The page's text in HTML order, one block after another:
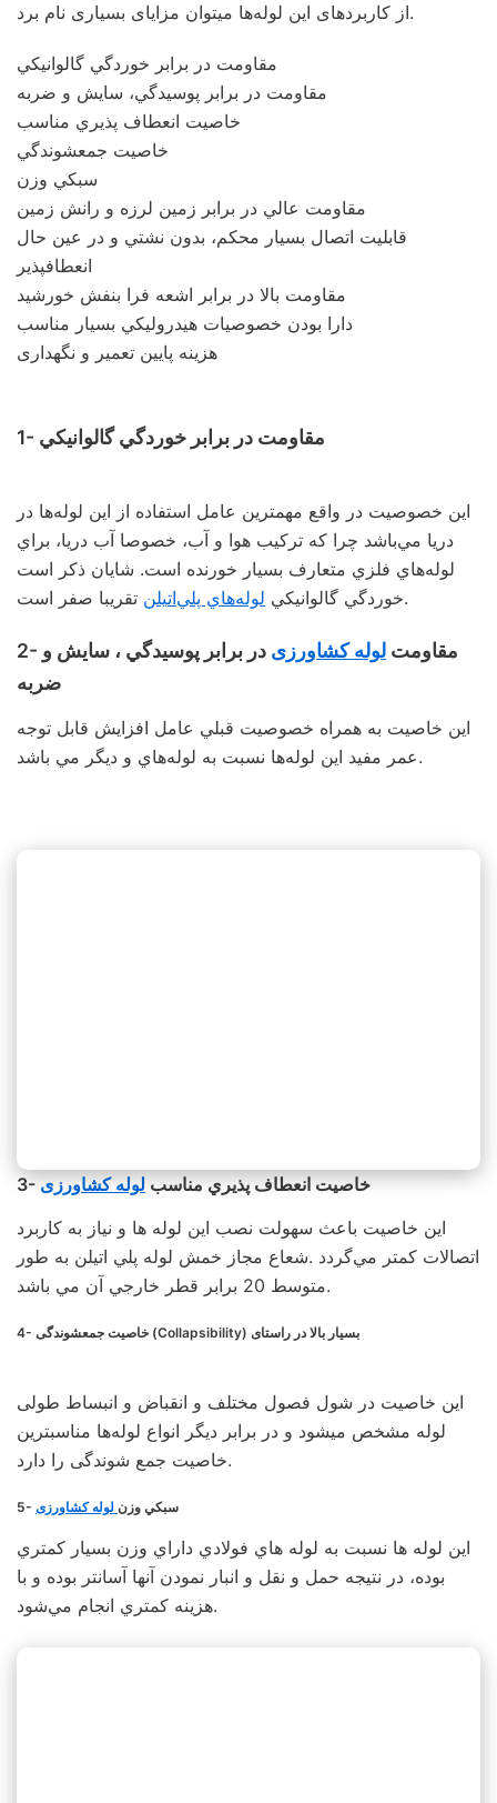
از کاربردهای این لوله‌ها میتوان مزایای بسیاری نام برد.
مقاومت در برابر خوردگي گالوانيكي
مقاومت در برابر پوسيدگي، سايش و ضربه
خاصيت انعطاف پذيري مناسب
خاصيت جمعشوندگي
سبكي وزن
مقاومت عالي در برابر زمين لرزه و رانش زمين
قابليت اتصال بسيار محكم، بدون نشتي و در عين حال
انعطافپذير
مقاومت بالا در برابر اشعه فرا بنفش خورشيد
دارا بودن خصوصيات هيدروليكي بسيار مناسب
هزینه پایین تعمیر و نگهداری
1- مقاومت در برابر خوردگي گالوانيكي
اين خصوصيت در واقع مهمترين عامل استفاده از اين لوله‌ها در
دريا مي‌باشد چرا كه تركيب هوا و آب، خصوصا آب دريا، براي
لوله‌هاي فلزي متعارف بسيار خورنده است. شايان ذكر است
خوردگي گالوانيكي لوله‌هاي پلي‌اتيلن تقريبا صفر است.
2- مقاومت لوله کشاورزی در برابر پوسيدگي ، سايش و
ضربه
اين خاصيت به همراه خصوصيت قبلي عامل افزايش قابل توجه
عمر مفيد اين لوله‌ها نسبت به لوله‌هاي و ديگر مي‌ باشد.
3- خاصيت انعطاف پذيري مناسبلوله کشاورزی
اين خاصيت باعث سهولت نصب اين لوله ها و نياز به كاربرد
اتصالات كمتر مي‌گردد .شعاع مجاز خمش لوله پلي اتيلن به طور
متوسط 20 برابر قطر خارجي آن مي باشد.
4- خاصيت جمعشوندگی (Collapsibility) بسيار بالا در راستای
این خاصیت در شول فصول مختلف و انقباض و انبساط طولی
لوله مشخص میشود و در برابر دیگر انواع لوله‌ها مناسبترین
خاصیت جمع شوندگی را دارد.
5- سبكي وزن لوله کشاورزی
اين لوله ها نسبت به لوله هاي فولادي داراي وزن بسيار كمتري
بوده، در نتيجه حمل و نقل و انبار نمودن آنها آسانتر بوده و با
هزينه كمتري انجام مي‌شود.